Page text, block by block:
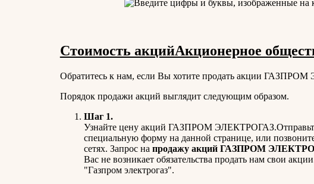
Стоимость акцийАкционерное
Обратитесь к нам, если Вы хотите продать акции
Порядок продажи акций выглядит следующим образом.
Шаг 1.
Узнайте цену акций ГАЗПРОМ ЭЛЕКТРОГАЗ.Отправьте
специальную форму на данной странице, или
сетях. Запрос на продажу акций ГАЗПРОМ
Вас не возникает обязательства продать нам свои
"Газпром электрогаз".